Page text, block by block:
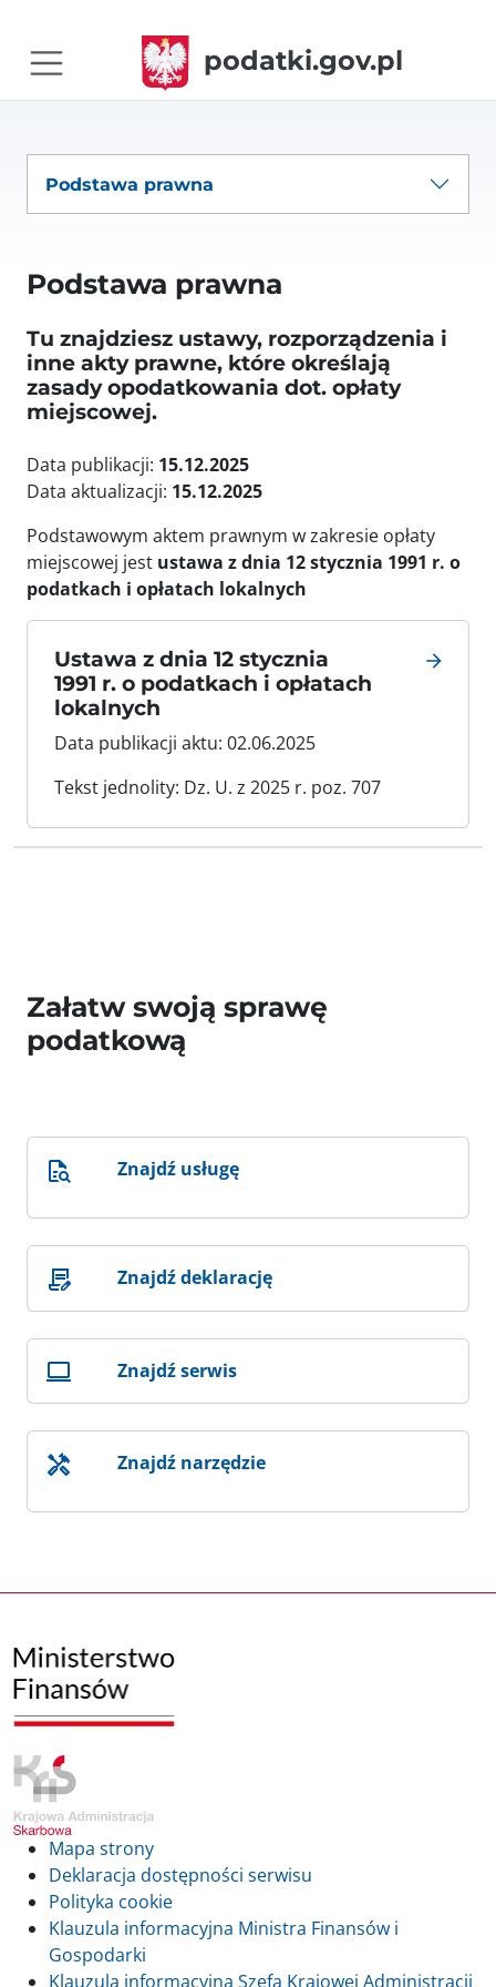
podatki.gov.pl
Podstawa prawna
Podstawa prawna
Tu znajdziesz ustawy, rozporządzenia i
inne akty prawne, które określają
zasady opodatkowania dot. opłaty
miejscowej.
Data publikacji: 15.12.2025
Data aktualizacji: 15.12.2025
Podstawowym aktem prawnym w zakresie opłaty
miejscowej jest ustawa z dnia 12 stycznia 1991 r. o
podatkach i opłatach lokalnych
Ustawa z dnia 12 stycznia
1991 r. o podatkach i opłatach
lokalnych
Data publikacji aktu: 02.06.2025
Tekst jednolity: Dz. U. z 2025 r. poz. 707
Załatw swoją sprawę
podatkową
Znajdź usługę
Znajdź deklarację
Znajdź serwis
Znajdź narzędzie
Mapa strony
Deklaracja dostępności serwisu
Polityka cookie
Klauzula informacyjna Ministra Finansów i
Gospodarki
Klauzula informacyjna Szefa Krajowej Administracji